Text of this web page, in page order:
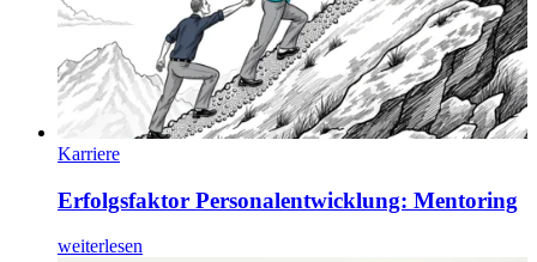
Karriere
Erfolgsfaktor Personalentwicklung: Mentoring
weiterlesen